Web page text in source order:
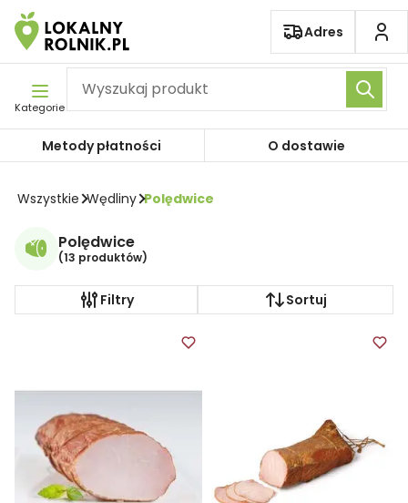
Pomiń nawigację
Adres
Kategorie
Metody płatności O dostawie
Wszystkie Wędliny Polędwice
Polędwice
(13 produktów)
Filtry Sortuj